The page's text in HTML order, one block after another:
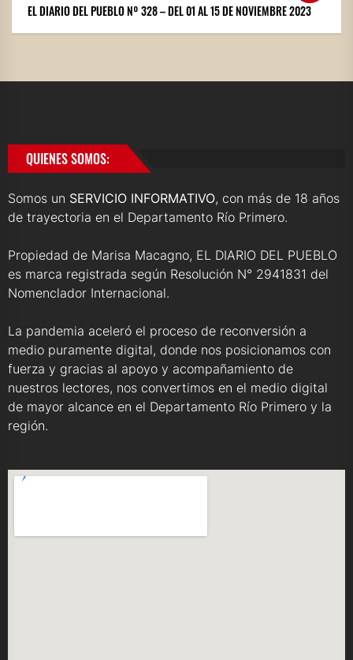
EL DIARIO DEL PUEBLO Nº 328 – DEL 01 AL 15 DE NOVIEMBRE 2023
QUIENES SOMOS:
Somos un SERVICIO INFORMATIVO, con más de 18 años
de trayectoria en el Departamento Río Primero.
Propiedad de Marisa Macagno, EL DIARIO DEL PUEBLO
es marca registrada según Resolución N° 2941831 del
Nomenclador Internacional.
La pandemia aceleró el proceso de reconversión a
medio puramente digital, donde nos posicionamos con
fuerza y gracias al apoyo y acompañamiento de
nuestros lectores, nos convertimos en el medio digital
de mayor alcance en el Departamento Río Primero y la
región.